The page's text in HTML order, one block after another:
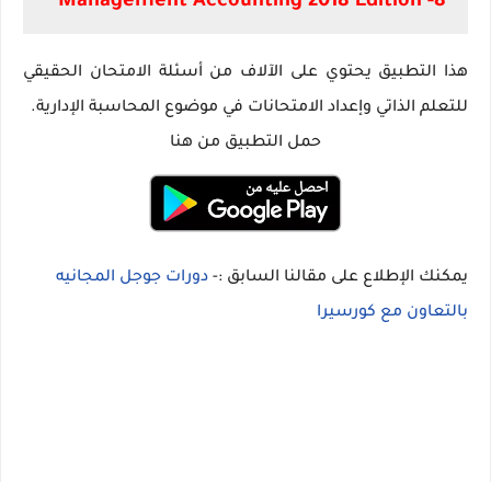
هذا التطبيق يحتوي على الآلاف من أسئلة الامتحان الحقيقي
للتعلم الذاتي وإعداد الامتحانات في موضوع المحاسبة الإدارية.
حمل التطبيق من هنا
يمكنك الإطلاع على مقالنا السابق :- دورات جوجل المجانيه
بالتعاون مع كورسيرا